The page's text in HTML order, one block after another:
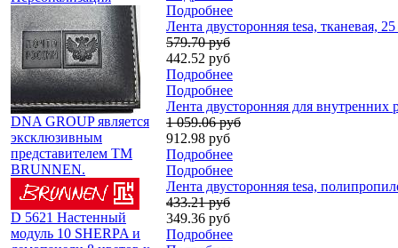
DNA GROUP является
эксклюзивным
представителем TM
BRUNNEN.
D 5621 Настенный
модуль 10 SHERPA и
Подробнее
Лента двусторонняя tesa, тканевая,
579.70 руб
442.52 руб
Подробнее
Подробнее
Лента двусторонняя для
1 059.06 руб
912.98 руб
Подробнее
Подробнее
Лента двусторонняя tesa,
433.21 руб
349.36 руб
Подробнее